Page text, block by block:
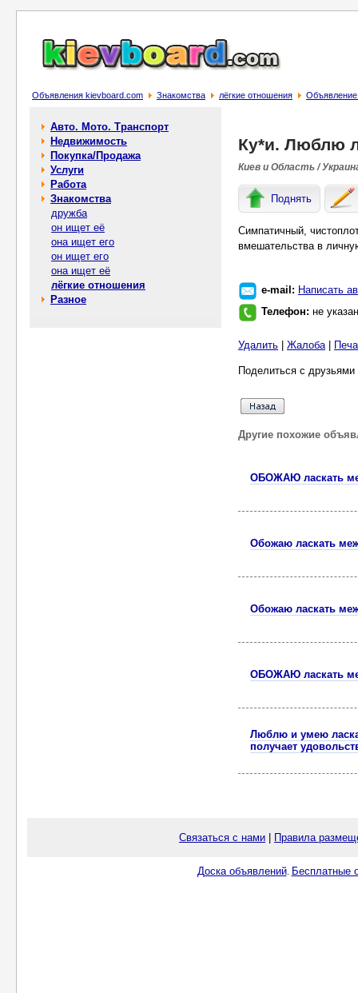
Объявления kievboard.com Знакомства лёгкие отношения
Авто. Мото. Транспорт
Недвижимость
Покупка/Продажа
Услуги
Работа
Знакомства
дружба
он ищет её
она ищет его
он ищет его
она ищет её
лёгкие отношения
Разное
Ку*и. Люблю
Киев и Область /
Поднять
Симпатичный,
вмешательства в
e-mail: Написать
Телефон: не указан
Удалить Жалоба|
Поделиться с
Другие похожие
ОБОЖАЮ ласкать
Обожаю ласкать
Обожаю ласкать
ОБОЖАЮ ласкать
Люблю и умею
получает
Связаться с нами Правила
Доска объявлений. Бесплатные